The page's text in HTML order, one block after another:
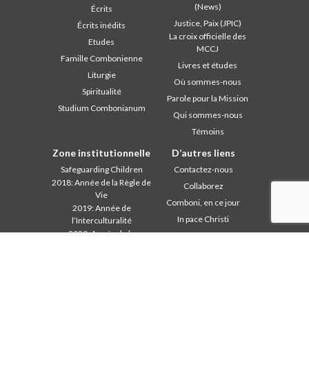
Écrits
Écrits inédits
Etudes
Famille Combonienne
Liturgie
Spiritualité
Studium Combonianum
(News)
Justice, Paix (JPIC)
La croix officielle des
MCCJ
Livres et études
Où sommes-nous
Parole pour la Mission
Qui sommes-nous
Témoins
Zone institutionnelle
Safeguarding Children
2018: Année de la Règle de
Vie
2019: Année de
l’Interculturalité
2020: Année de la
D’autres liens
Contactez-nous
Collaborez
Comboni, en ce jour
In pace Christi
Agenda